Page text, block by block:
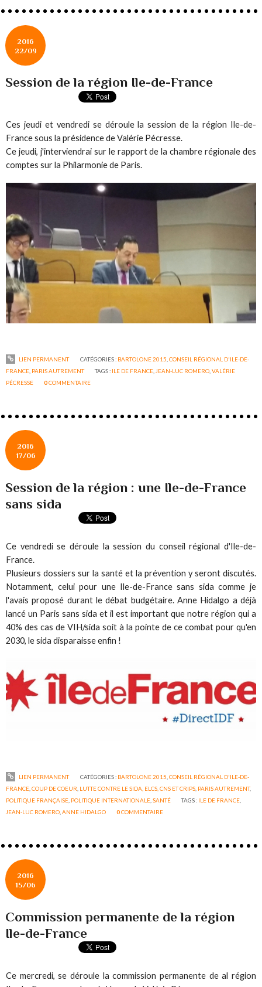
2016
22/09
Session de la région Ile-de-France
Ces jeudi et vendredi se déroule la session de la région Ile-de-
France sous la présidence de Valérie Pécresse.
Ce jeudi, j'interviendrai sur le rapport de la chambre régionale des
comptes sur la Philarmonie de Paris.
LIEN PERMANENT CATÉGORIES : BARTOLONE 2015 CONSEIL RÉGIONAL D'ILE-DE-
FRANCE PARIS AUTREMENT TAGS : ILE DE FRANCE JEAN-LUC ROMERO ,VALÉRIE
PÉCRESSE
0COMMENTAIRE
2016
17/06
Session de la région : une Ile-de-France
sans sida
Ce vendredi se déroule la session du conseil régional d'Ile-de-
France.
Plusieurs dossiers sur la santé et la prévention y seront discutés.
Notamment, celui pour une Ile-de-France sans sida comme je
l'avais proposé durant le débat budgétaire. Anne Hidalgo a déjà
lancé un Paris sans sida et il est important que notre région qui a
40% des cas de VIH/sida soit à la pointe de ce combat pour qu'en
2030, le sida disparaisse enfin !
LIEN PERMANENT CATÉGORIES : BARTOLONE 2015 CONSEIL RÉGIONAL D'ILE-DE-
FRANCE ,COUP DE COEUR LUTTE CONTRE LE SIDA, ELCS, CNS ET CRIPS PARIS AUTREMENT,
POLITIQUE FRANÇAISE POLITIQUE INTERNATIONALE ,SANTÉ TAGS : ILE DE FRANCE
JEAN-LUC ROMERO ,ANNE HIDALGO 0COMMENTAIRE
2016
15/06
Commission permanente de la région
Ile-de-France
Ce mercredi, se déroule la commission permanente de al région